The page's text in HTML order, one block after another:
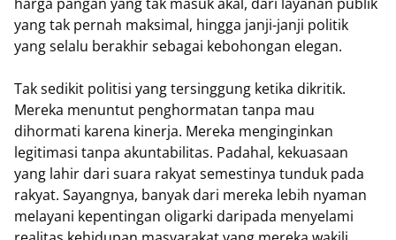
yang tak pernah maksimal, hingga janji-janji politik
yang selalu berakhir sebagai kebohongan elegan.
Tak sedikit politisi yang tersinggung ketika dikritik.
Mereka menuntut penghormatan tanpa mau
dihormati karena kinerja. Mereka menginginkan
legitimasi tanpa akuntabilitas. Padahal, kekuasaan
yang lahir dari suara rakyat semestinya tunduk pada
rakyat. Sayangnya, banyak dari mereka lebih nyaman
melayani kepentingan oligarki daripada menyelami